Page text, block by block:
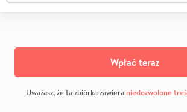
Wpłać teraz
Uważasz, że ta zbiórka zawiera niedozwolone